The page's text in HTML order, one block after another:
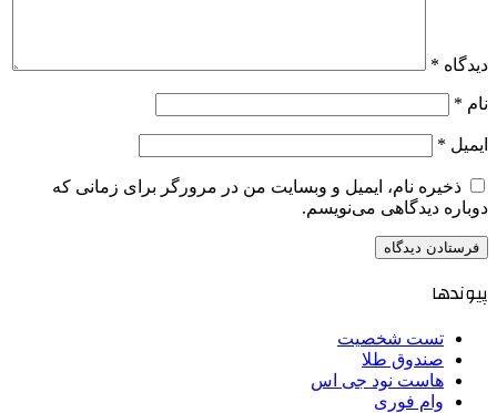
دیدگاه *
نام *
ایمیل *
ذخیره نام، ایمیل و وبسایت من در مرورگر برای زمانی که
دوباره دیدگاهی می‌نویسم.
پیوندها
تست شخصیت
صندوق طلا
هاست نود جی اس
وام فوری